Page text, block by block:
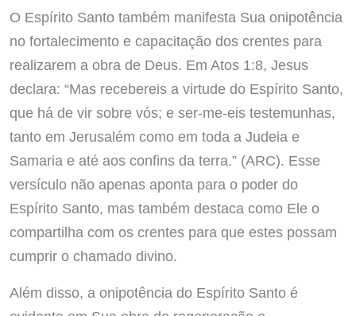
O Espírito Santo também manifesta Sua onipotência
no fortalecimento e capacitação dos crentes para
realizarem a obra de Deus. Em Atos 1:8, Jesus
declara: “Mas recebereis a virtude do Espírito Santo,
que há de vir sobre vós; e ser-me-eis testemunhas,
tanto em Jerusalém como em toda a Judeia e
Samaria e até aos confins da terra.” (ARC). Esse
versículo não apenas aponta para o poder do
Espírito Santo, mas também destaca como Ele o
compartilha com os crentes para que estes possam
cumprir o chamado divino.
Além disso, a onipotência do Espírito Santo é